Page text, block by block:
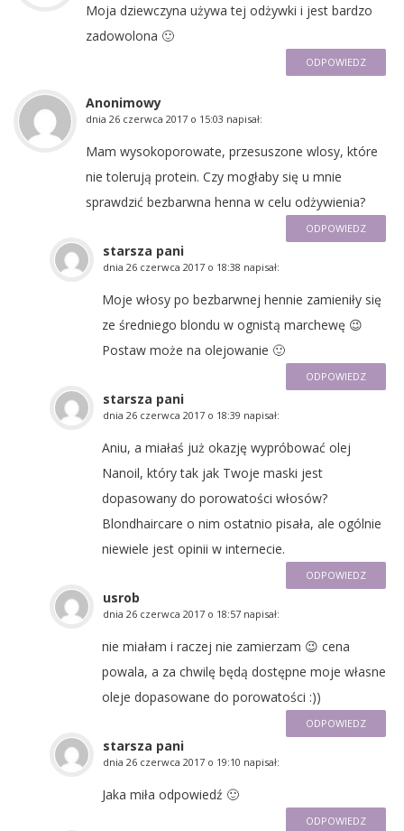
Moja dziewczyna używa tej odżywki i jest bardzo
zadowolona 🙂
ODPOWIEDZ
Anonimowy
dnia 26 czerwca 2017 o 15:03 napisał:
Mam wysokoporowate, przesuszone wlosy, które
nie tolerują protein. Czy mogłaby się u mnie
sprawdzić bezbarwna henna w celu odżywienia?
ODPOWIEDZ
starsza pani
dnia 26 czerwca 2017 o 18:38 napisał:
Moje włosy po bezbarwnej hennie zamieniły się
ze średniego blondu w ognistą marchewę 😉
Postaw może na olejowanie 🙂
ODPOWIEDZ
starsza pani
dnia 26 czerwca 2017 o 18:39 napisał:
Aniu, a miałaś już okazję wypróbować olej
Nanoil, który tak jak Twoje maski jest
dopasowany do porowatości włosów?
Blondhaircare o nim ostatnio pisała, ale ogólnie
niewiele jest opinii w internecie.
ODPOWIEDZ
usrob
dnia 26 czerwca 2017 o 18:57 napisał:
nie miałam i raczej nie zamierzam 😉 cena
powala, a za chwilę będą dostępne moje własne
oleje dopasowane do porowatości :))
ODPOWIEDZ
starsza pani
dnia 26 czerwca 2017 o 19:10 napisał:
Jaka miła odpowiedź 🙂
ODPOWIEDZ